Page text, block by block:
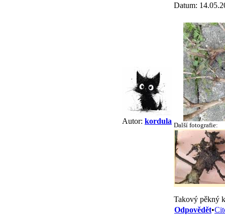
Autor: kordula
Datum:
Další fotografie:
Takový pěkný
Odpovědět•